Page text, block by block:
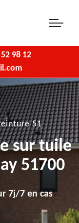
98 12
51
sur tuile
51700
7j/7 en cas